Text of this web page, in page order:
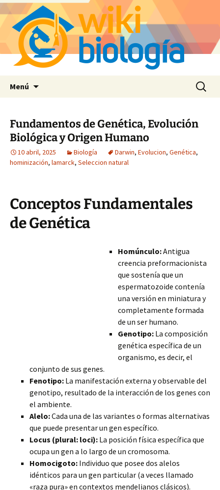
Menú Buscar:
Fundamentos de Genética, Evolución
Biológica y Origen Humano
10 abril, 2025 Biología Darwin, Evolucion, Genética,
hominización, lamarck, Seleccion natural
Conceptos Fundamentales
de Genética
Homúnculo:Antigua
creencia preformacionista
que sostenía que un
espermatozoide contenía
una versión en miniatura y
completamente formada
de un ser humano.
Genotipo: La composición
genética específica de un
organismo, es decir, el
conjunto de sus genes.
Fenotipo: La manifestación externa y observable del
genotipo, resultado de la interacción de los genes con
el ambiente.
Alelo:Cada una de las variantes o formas alternativas
que puede presentar un gen específico.
Locus (plural: loci): La posición física específica que
ocupa un gen a lo largo de un cromosoma.
Homocigoto: Individuo que posee dos alelos
idénticos para un gen particular (a veces llamado
«raza pura» en contextos mendelianos clásicos).